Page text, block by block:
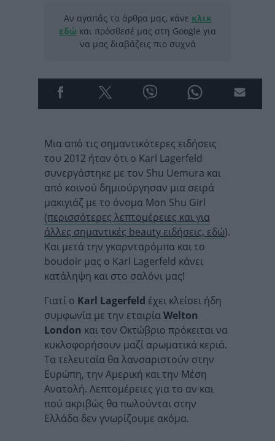
Αν αγαπάς τα άρθρα μας, κάνε κλικ
εδώ και πρόσθεσέ μας στη Google για
να μας διαβάζεις πιο συχνά
Μια από τις σημαντικότερες ειδήσεις
του 2012 ήταν ότι ο Karl Lagerfeld
συνεργάστηκε με τον Shu Uemura και
από κοινού δημιούργησαν μια σειρά
μακιγιάζ με το όνομα Mon Shu Girl
(περισσότερες λεπτομέρειες και για
άλλες σημαντικές beauty ειδήσεις, εδώ).
Και μετά την γκαρνταρόμπα και το
boudoir μας ο Karl Lagerfeld κάνει
κατάληψη και στο σαλόνι μας!
Γιατί ο Karl Lagerfeld έχει κλείσει ήδη
συμφωνία με την εταιρίαWelton
London και τον Οκτώβριο πρόκειται να
κυκλοφορήσουν μαζί αρωματικά κεριά.
Τα τελευταία θα λανσαριστούν στην
Ευρώπη, την Αμερική και την Μέση
Ανατολή. Λεπτομέρειες για το αν και
πού ακριβώς θα πωλούνται στην
Ελλάδα δεν γνωρίζουμε ακόμα.